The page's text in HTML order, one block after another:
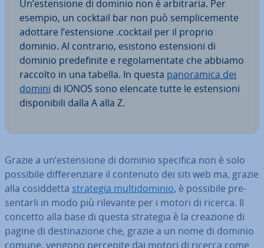
Un’esten­sio­ne di dominio non è ar­bi­tra­ria. Per
esempio, un cocktail bar non può sem­pli­ce­men­te
adottare l’esten­sio­ne .cocktail per il proprio
dominio. Al contrario, esistono esten­sio­ni di
dominio pre­de­fi­ni­te e re­go­la­men­ta­te che abbiamo
raccolto in una tabella. In questa pa­no­ra­mi­ca dei
domini di IONOS sono elencate tutte le esten­sio­ni
di­spo­ni­bi­li dalla A alla Z.
Grazie a un’esten­sio­ne di dominio specifica non è solo
possibile dif­fe­ren­zia­re il contenuto dei siti web ma, grazie
alla co­sid­det­ta strategia mul­ti­do­mi­nio, è possibile pre­
sen­tar­li in modo più rilevante per i motori di ricerca. Il
concetto alla base di questa strategia è la creazione di
pagine di de­sti­na­zio­ne che, grazie a un nome di dominio
comune, vengono percepite dai motori di ricerca come